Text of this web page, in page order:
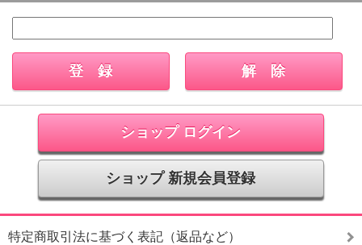
ショップ ログイン
ショップ 新規会員登録
特定商取引法に基づく表記（返品など）